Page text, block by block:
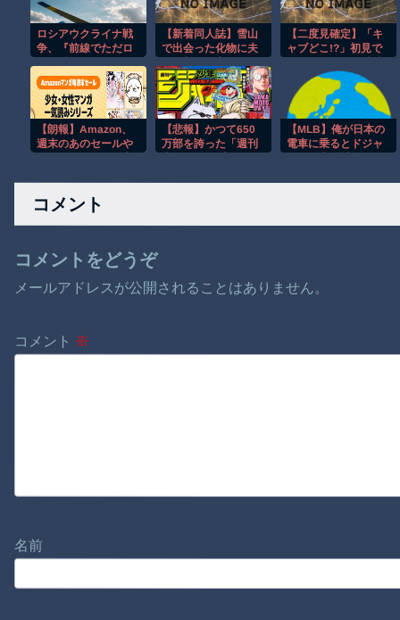
ロシアウクライナ戦
争、『前線でただロ
ンに殺戮されてるだ
け』という謎の状態
に
【新着同人誌】雪山
で出会った化物に夫
で快楽地獄を与えら
れる話
【二度見確定】「キ
ャブどこ!?」初見で
トラックｗ【低す
ぎ】
【朗報】Amazon、
週末のあのセールや
ってしまう
【悲報】かつて650
万部を誇った「週刊
万部を割る・・・
【MLB】俺が日本の
電車に乗るとドジャ
電車に乗り続けろ」
を立ち上げようぜ」
コメント
コメントをどうぞ
メールアドレスが公開されることはありません。
コメント ※
名前